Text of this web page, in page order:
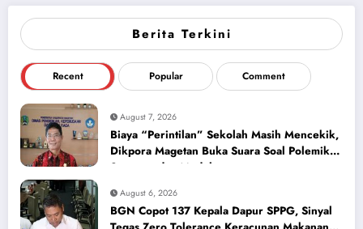
Berita Terkini
Recent Popular Comment
August 7, 2026
Biaya “Perintilan” Sekolah Masih Mencekik,
Dikpora Magetan Buka Suara Soal Polemik
Seragam dan Modul
August 6, 2026
BGN Copot 137 Kepala Dapur SPPG, Sinyal